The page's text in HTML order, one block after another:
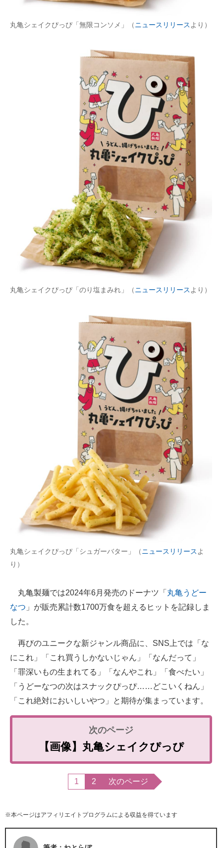
丸亀シェイクぴっぴ「無限コンソメ」（ニュースリリース より）
丸亀シェイクぴっぴ「のり塩まみれ」（ニュースリリース より）
丸亀シェイクぴっぴ「シュガーバター」（ニュースリリース よ
り）
丸亀製麺では2024年6月発売のドーナツ「 丸亀うどー
なつ 」が販売累計数1700万食を超えるヒットを記録しま
した。
再びのユニークな新ジャンル商品に、SNS上では「な
にこれ」「これ買うしかないじゃん」「なんだって」
「罪深いもの生まれてる」「なんやこれ」「食べたい」
「うどーなつの次はスナックぴっぴ……どこいくねん」
「これ絶対においしいやつ」と期待が集まっています。
【画像】丸亀シェイクぴっぴ
1 2 次のページ
※本ページはアフィリエイトプログラムによる収益を得ています